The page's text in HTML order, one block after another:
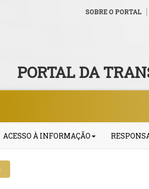
SOBRE O PORTAL
PORTAL DA
ACESSO À INFORMAÇÃO